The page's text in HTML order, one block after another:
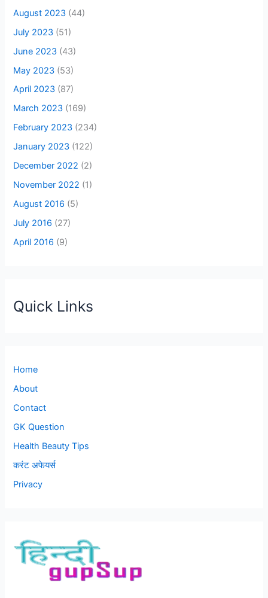
August 2023 (44)
July 2023 (51)
June 2023 (43)
May 2023 (53)
April 2023 (87)
March 2023 (169)
February 2023 (234)
January 2023 (122)
December 2022 (2)
November 2022 (1)
August 2016 (5)
July 2016 (27)
April 2016 (9)
Quick Links
Home
About
Contact
GK Question
Health Beauty Tips
करंट अफेयर्स
Privacy